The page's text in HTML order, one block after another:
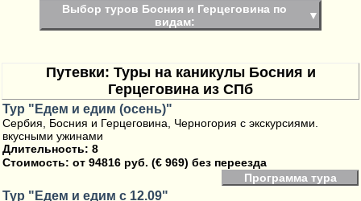
Выбор туров Босния и Герцеговина по
видам:
▼
Путевки: Туры на каникулы Босния и
Герцеговина из СПб
Тур "Едем и едим (осень)"
Сербия, Босния и Герцеговина, Черногория с экскурсиями.
вкусными ужинами
Длительность: 8
Стоимость: от 94816 руб. (€ 969) без переезда
Программа тура
Тур "Едем и едим с 12.09"